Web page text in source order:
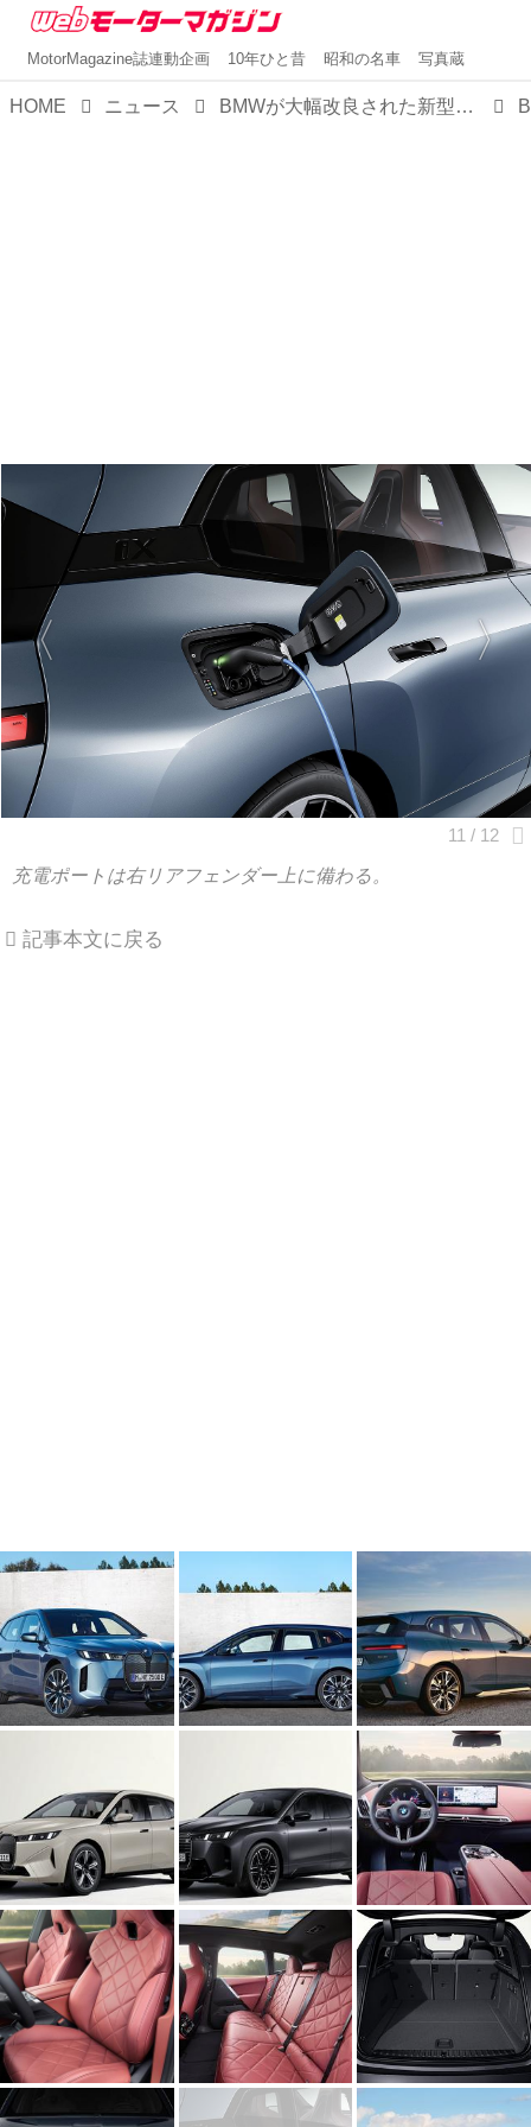
MotorMagazine誌連動企画 10年ひと昔 昭和の名車 写真蔵
HOME ニュース BMWが大幅改良された新型「iX」を発表。内外装を刷新し、パフォーマンスを向上
充電ポートは右リアフェンダー上に備わる。
記事本文に戻る